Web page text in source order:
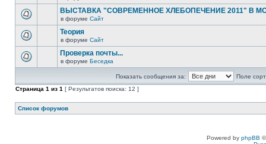
ВЫСТАВКА "СОВРЕМЕННОЕ ХЛЕБОПЕЧЕНИЕ 2011" В
в форуме Сайт
Теория
в форуме Сайт
Проверка почты...
в форуме Беседка
Показать сообщения за:
Поле
Страница 1 из 1 [ Результатов поиска: 12 ]
Список форумов
Powered by phpBB